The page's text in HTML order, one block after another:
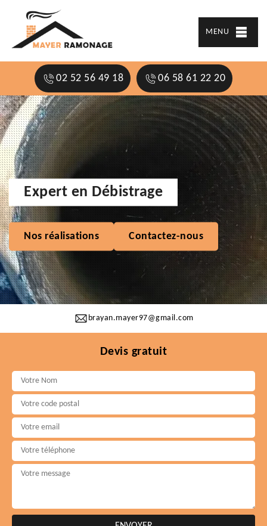
MENU
02 52 56 49 18 06 58 61 22 20
brayan.mayer97@gmail.com
Expert en Débistrage
Nos réalisations Contactez-nous
Devis gratuit